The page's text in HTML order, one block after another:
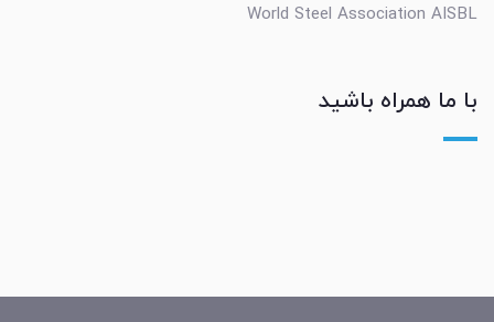
World Steel Association AISBL
با ما همراه باشید